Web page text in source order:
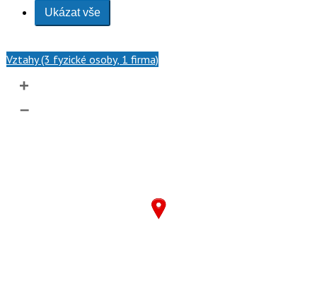
Ukázat vše
Vztahy (3 fyzické osoby, 1 firma)
+
–